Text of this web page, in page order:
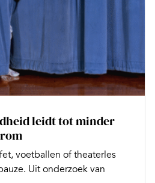
leidt tot minder
voetballen of theaterles
Uit onderzoek van